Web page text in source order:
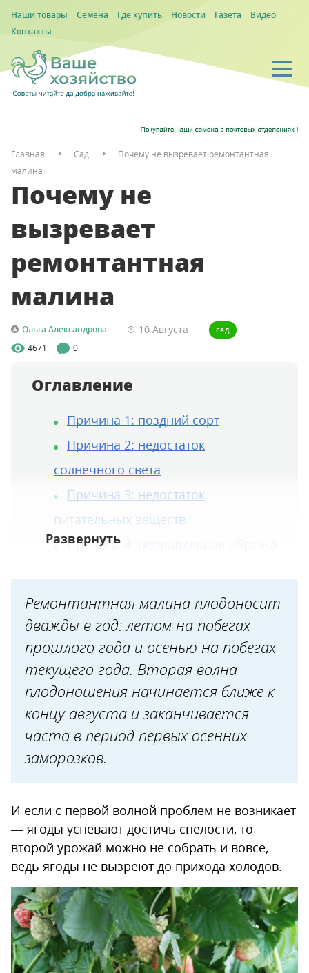
Наши товары Семена Где купить Новости Газета
Видео
Контакты
Главная Сад
Почему не вызревает ремонтантная
малина
Почему не
вызревает
ремонтантная
малина
Ольга Александрова 10 Августа САД
4671 0
Оглавление
Причина 1: поздний сорт
Причина 2: недостаток
солнечного света
Причина 3: недостаток
питательных веществ
Причина 4: неправильная обрезка
вызревание ягод ремонтантной
малины
Правильный выбор сорта и
места выращивания
Грамотный режим подкормок
Регулярные поливы
Своевременная обрезка
Укрыть весной
плодоношение
Ремонтантная малина плодоносит
дважды в год: летом на побегах
прошлого года и осенью на побегах
текущего года. Вторая волна
плодоношения начинается ближе к
концу августа и заканчивается
часто в период первых осенних
заморозков.
И если с первой волной проблем не возникает
— ягоды успевают достичь спелости, то
второй урожай можно не собрать и вовсе,
ведь ягоды не вызреют до прихода холодов.